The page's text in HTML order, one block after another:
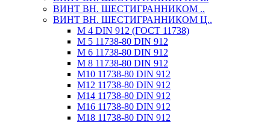
ВИНТ ВН. ШЕСТИГРАННИКОМ ..
ВИНТ ВН. ШЕСТИГРАННИКОМ Ц..
М 4 DIN 912 (ГОСТ 11738)
М 5 11738-80 DIN 912
М 6 11738-80 DIN 912
М 8 11738-80 DIN 912
М10 11738-80 DIN 912
М12 11738-80 DIN 912
М14 11738-80 DIN 912
М16 11738-80 DIN 912
М18 11738-80 DIN 912